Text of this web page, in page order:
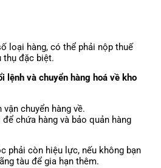
loại hàng, có thể phải nộp thuế
thụ đặc biệt.
lệnh và chuyển hàng hoá về kho
chuyển hàng về.
chứa hàng và bảo quản hàng
phải còn hiệu lực, nếu không bạn
tàu để gia hạn thêm.